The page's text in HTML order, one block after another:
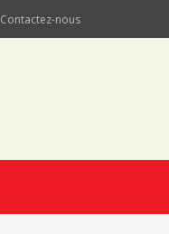
Contactez-nous